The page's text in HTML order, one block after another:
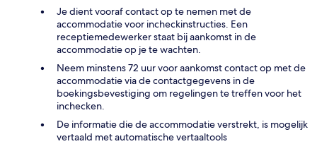
Je dient vooraf contact op te nemen met de
accommodatie voor incheckinstructies. Een
receptiemedewerker staat bij aankomst in de
accommodatie op je te wachten.
Neem minstens 72 uur voor aankomst contact op met de
accommodatie via de contactgegevens in de
boekingsbevestiging om regelingen te treffen voor het
inchecken.
De informatie die de accommodatie verstrekt, is mogelijk
vertaald met automatische vertaaltools